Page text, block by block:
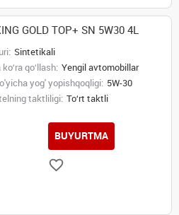
GOLD TOP+ SN 5W30 4L
Sintetikali
qo‘llash: Yengil avtomobillar
yog' yopishqoqligi: 5W-30
taktliligi: To‘rt taktli
BUYURTMA